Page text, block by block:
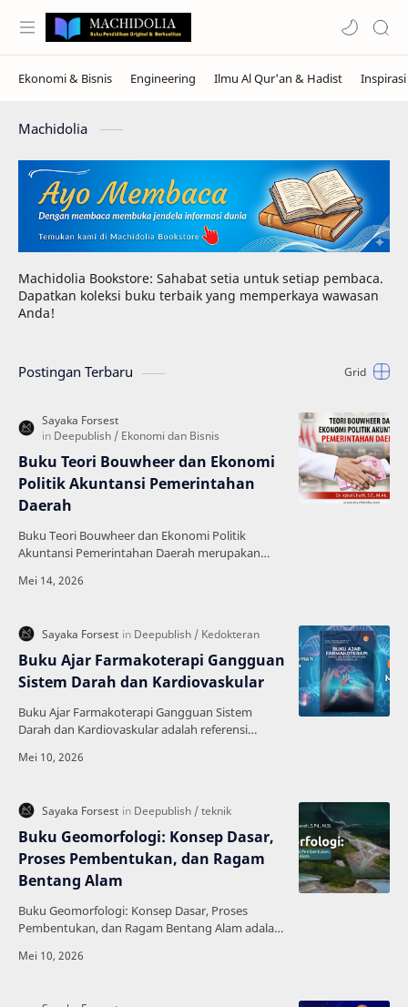
Machidolia
Machidolia Bookstore: Sahabat setia untuk setiap pembaca.
Dapatkan koleksi buku terbaik yang memperkaya wawasan
Anda!
Postingan Terbaru
Buku Teori Bouwheer dan Ekonomi
Politik Akuntansi Pemerintahan
Daerah
Buku Teori Bouwheer dan Ekonomi Politik
Akuntansi Pemerintahan Daerah merupakan
auditor, peneliti, da…
Buku Ajar Farmakoterapi Gangguan
Sistem Darah dan Kardiovaskular
Buku Ajar Farmakoterapi Gangguan Sistem
Darah dan Kardiovaskular adalah referensi
berbagai penyakit jantun…
Buku Geomorfologi: Konsep Dasar,
Proses Pembentukan, dan Ragam
Bentang Alam
Buku Geomorfologi: Konsep Dasar, Proses
Pembentukan, dan Ragam Bentang Alam adalah
geomorfologi, yaitu caban…